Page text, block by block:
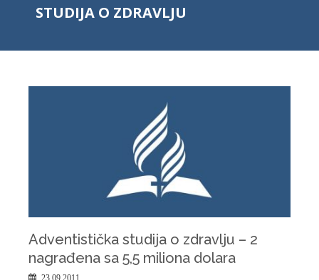
STUDIJA O ZDRAVLJU
Adventistička studija o zdravlju – 2
nagrađena sa 5,5 miliona dolara
23.09.2011.